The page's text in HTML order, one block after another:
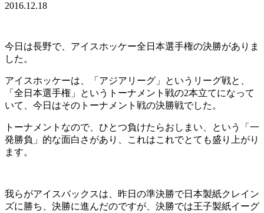
2016.12.18
今日は長野で、アイスホッケー全日本選手権の決勝がありま
した。
アイスホッケーは、「アジアリーグ」というリーグ戦と、
「全日本選手権」というトーナメント戦の2本立てになって
いて、今日はそのトーナメント戦の決勝戦でした。
トーナメントなので、ひとつ負けたらおしまい、という「一
発勝負」的な面白さがあり、これはこれでとても盛り上がり
ます。
我らがアイスバックスは、昨日の準決勝で日本製紙クレイン
ズに勝ち、決勝に進んだのですが、決勝では王子製紙イーグ